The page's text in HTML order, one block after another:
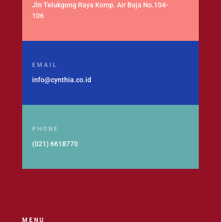
Jln Telukgong Raya Komp. Air Baja No.104-
106
EMAIL
info@cynthia.co.id
PHONE
(021) 6618770
MENU